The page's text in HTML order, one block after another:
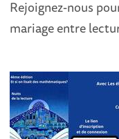
Rejoignez-nous
mariage entre